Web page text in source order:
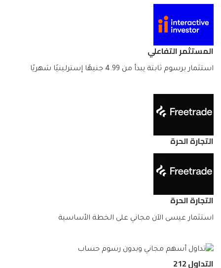
المستثمر التفاعلي
استثمار برسوم ثابتة يبدأ من 4.99 جنيهًا إسترلينيًا شهريًا
التجارة الحرة
التجارة الحرة
استثمار عيسى الآن مجاني على الخطة الأساسية
التداول 212